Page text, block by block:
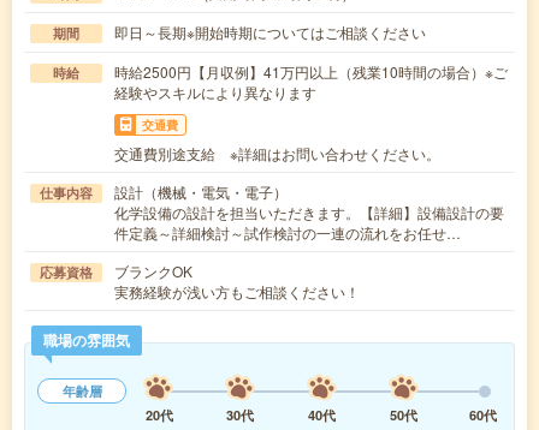
期間 即日～長期※開始時期についてはご相談ください
時給
時給2500円【月収例】41万円以上（残業10時間の場合）※ご
経験やスキルにより異なります
交通費
交通費別途支給 ※詳細はお問い合わせください。
仕事内容
設計（機械・電気・電子）
化学設備の設計を担当いただきます。【詳細】設備設計の要
件定義～詳細検討～試作検討の一連の流れをお任せ…
応募資格
ブランクOK
実務経験が浅い方もご相談ください！
職場の雰囲気
年齢層
20代
30代 40代 50代 60代